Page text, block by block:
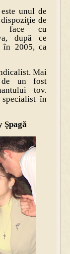
unul de
de
face cu
după ce
2005, ca
Mai
de un fost
tov.
specialist în
Şpagă